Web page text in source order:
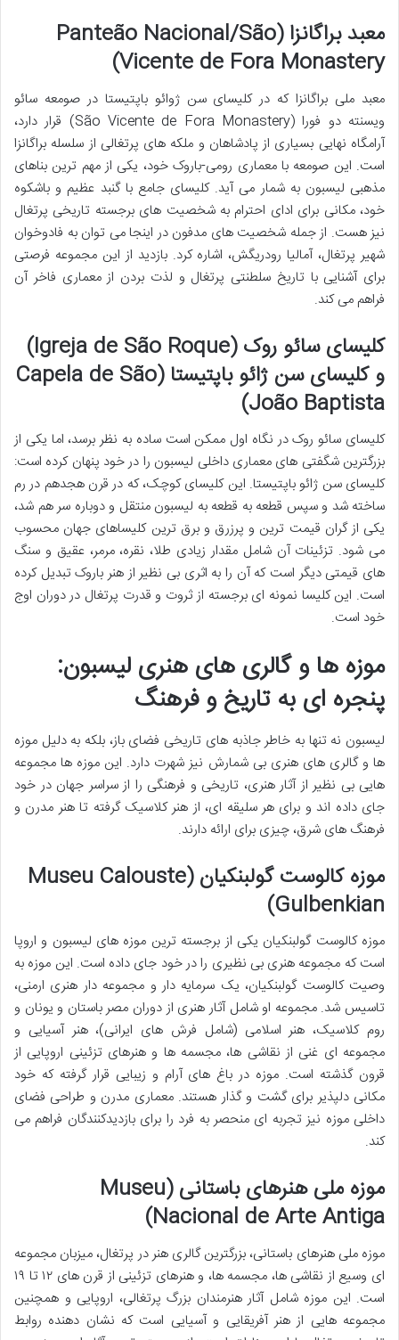
معبد براگانزا (Panteão Nacional/São
Vicente de Fora Monastery)
معبد ملی براگانزا که در کلیسای سن ژوائو باپتیستا در صومعه سائو
ویسنته دو فورا (São Vicente de Fora Monastery) قرار دارد،
آرامگاه نهایی بسیاری از پادشاهان و ملکه های پرتغالی از سلسله براگانزا
است. این صومعه با معماری رومی-باروک خود، یکی از مهم ترین بناهای
مذهبی لیسبون به شمار می آید. کلیسای جامع با گنبد عظیم و باشکوه
خود، مکانی برای ادای احترام به شخصیت های برجسته تاریخی پرتغال
نیز هست. از جمله شخصیت های مدفون در اینجا می توان به فادوخوان
شهیر پرتغال، آمالیا رودریگش، اشاره کرد. بازدید از این مجموعه فرصتی
برای آشنایی با تاریخ سلطنتی پرتغال و لذت بردن از معماری فاخر آن
فراهم می کند.
کلیسای سائو روک (Igreja de São Roque)
و کلیسای سن ژائو باپتیستا (Capela de São
João Baptista)
کلیسای سائو روک در نگاه اول ممکن است ساده به نظر برسد، اما یکی از
بزرگترین شگفتی های معماری داخلی لیسبون را در خود پنهان کرده است:
کلیسای سن ژائو باپتیستا. این کلیسای کوچک، که در قرن هجدهم در رم
ساخته شد و سپس قطعه به قطعه به لیسبون منتقل و دوباره سر هم شد،
یکی از گران قیمت ترین و پرزرق و برق ترین کلیساهای جهان محسوب
می شود. تزئینات آن شامل مقدار زیادی طلا، نقره، مرمر، عقیق و سنگ
های قیمتی دیگر است که آن را به اثری بی نظیر از هنر باروک تبدیل کرده
است. این کلیسا نمونه ای برجسته از ثروت و قدرت پرتغال در دوران اوج
خود است.
موزه ها و گالری های هنری لیسبون:
پنجره ای به تاریخ و فرهنگ
لیسبون نه تنها به خاطر جاذبه های تاریخی فضای باز، بلکه به دلیل موزه
ها و گالری های هنری بی شمارش نیز شهرت دارد. این موزه ها مجموعه
هایی بی نظیر از آثار هنری، تاریخی و فرهنگی را از سراسر جهان در خود
جای داده اند و برای هر سلیقه ای، از هنر کلاسیک گرفته تا هنر مدرن و
فرهنگ های شرق، چیزی برای ارائه دارند.
موزه کالوست گولبنکیان (Museu Calouste
Gulbenkian)
موزه کالوست گولبنکیان یکی از برجسته ترین موزه های لیسبون و اروپا
است که مجموعه هنری بی نظیری را در خود جای داده است. این موزه به
وصیت کالوست گولبنکیان، یک سرمایه دار و مجموعه دار هنری ارمنی،
تاسیس شد. مجموعه او شامل آثار هنری از دوران مصر باستان و یونان و
روم کلاسیک، هنر اسلامی (شامل فرش های ایرانی)، هنر آسیایی و
مجموعه ای غنی از نقاشی ها، مجسمه ها و هنرهای تزئینی اروپایی از
قرون گذشته است. موزه در باغ های آرام و زیبایی قرار گرفته که خود
مکانی دلپذیر برای گشت و گذار هستند. معماری مدرن و طراحی فضای
داخلی موزه نیز تجربه ای منحصر به فرد را برای بازدیدکنندگان فراهم می
کند.
موزه ملی هنرهای باستانی (Museu
Nacional de Arte Antiga)
موزه ملی هنرهای باستانی، بزرگترین گالری هنر در پرتغال، میزبان مجموعه
ای وسیع از نقاشی ها، مجسمه ها، و هنرهای تزئینی از قرن های ۱۲ تا ۱۹
است. این موزه شامل آثار هنرمندان بزرگ پرتغالی، اروپایی و همچنین
مجموعه هایی از هنر آفریقایی و آسیایی است که نشان دهنده روابط